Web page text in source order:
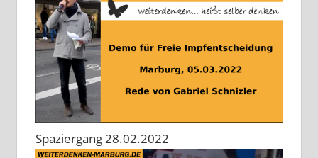
Spaziergang 28.02.2022